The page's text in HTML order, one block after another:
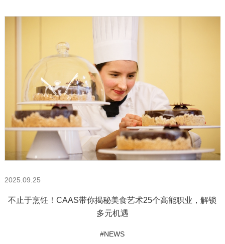
2025.09.25
不止于烹饪！CAAS带你揭秘美食艺术25个高能职业，解锁
多元机遇
#NEWS